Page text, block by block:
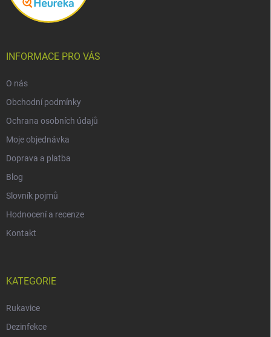
INFORMACE PRO VÁS
O nás
Obchodní podmínky
Ochrana osobních údajů
Moje objednávka
Doprava a platba
Blog
Slovník pojmů
Hodnocení a recenze
Kontakt
KATEGORIE
Rukavice
Dezinfekce